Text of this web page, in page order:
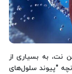
نت، به بسیاری از
"پیوند سلول‌های